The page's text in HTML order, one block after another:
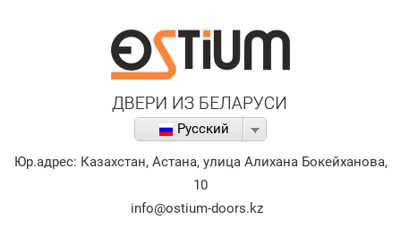
Русский
Юр.адрес: Казахстан, Астана, улица Алихана Бокейханова,
10
info@ostium-doors.kz